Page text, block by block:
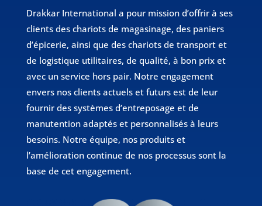
Drakkar International a pour mission d’offrir à ses
clients des chariots de magasinage, des paniers
d’épicerie, ainsi que des chariots de transport et
de logistique utilitaires, de qualité, à bon prix et
avec un service hors pair. Notre engagement
envers nos clients actuels et futurs est de leur
fournir des systèmes d’entreposage et de
manutention adaptés et personnalisés à leurs
besoins. Notre équipe, nos produits et
l’amélioration continue de nos processus sont la
base de cet engagement.